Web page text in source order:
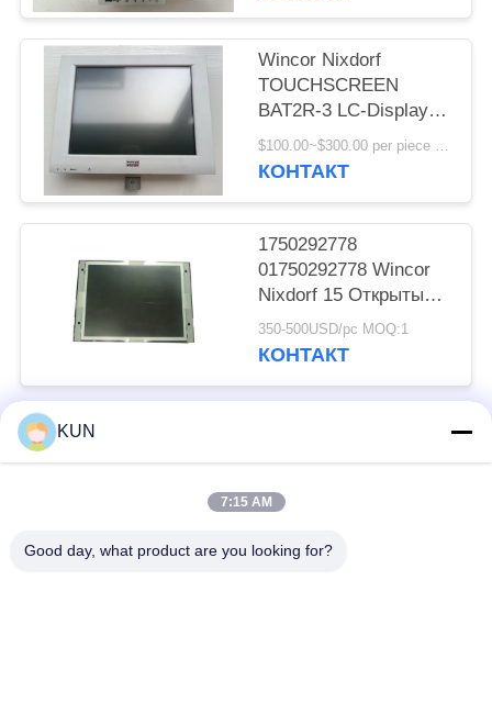
Wincor Nixdorf
TOUCHSCREEN
BAT2R-3 LC-Display
Части банкомата
$100.00~$300.00 per piece MOQ:1
КОНТАКТ
1750292778
01750292778 Wincor
Nixdorf 15 Открытый
экран высокой
яркости LCD Части
350-500USD/pc MOQ:1
КОНТАКТ
Популярные категории
KUN
7:15 AM
Good day, what product are you looking for?